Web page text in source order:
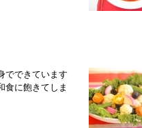
でできています
食に飽きてしま